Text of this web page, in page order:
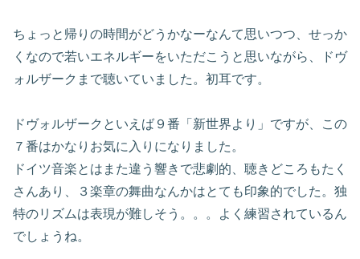
ちょっと帰りの時間がどうかなーなんて思いつつ、せっか
くなので若いエネルギーをいただこうと思いながら、ドヴ
ォルザークまで聴いていました。初耳です。
ドヴォルザークといえば９番「新世界より」ですが、この
７番はかなりお気に入りになりました。
ドイツ音楽とはまた違う響きで悲劇的、聴きどころもたく
さんあり、３楽章の舞曲なんかはとても印象的でした。独
特のリズムは表現が難しそう。。。よく練習されているん
でしょうね。